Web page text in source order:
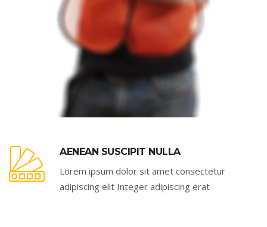
AENEAN SUSCIPIT NULLA
Lorem ipsum dolor sit amet consectetur
adipiscing elit Integer adipiscing erat